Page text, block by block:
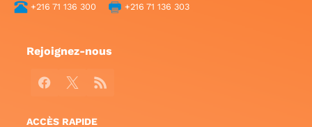
+216 71 136 300 +216 71 136 303
Rejoignez-nous
Facebook
X RSS
ACCÈS RAPIDE